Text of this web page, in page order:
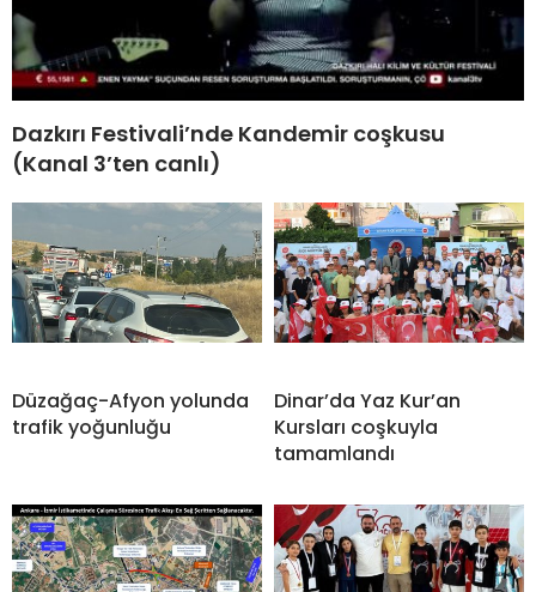
Dazkırı Festivali’nde Kandemir coşkusu
(Kanal 3’ten canlı)
Düzağaç-Afyon yolunda
trafik yoğunluğu
Dinar’da Yaz Kur’an
Kursları coşkuyla
tamamlandı